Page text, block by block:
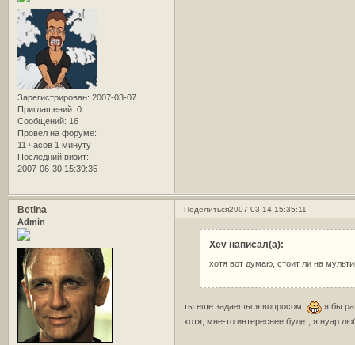
Зарегистрирован: 2007-03-07
Приглашений: 0
Сообщений: 16
Провел на форуме:
11 часов 1 минуту
Последний визит:
2007-06-30 15:39:35
Поделиться2007-03-14 15:35:11
Betina
Admin
Xev написал(а):
хотя вот думаю, стоит ли на
ты еще задаешься вопросом
я бы
хотя, мне-то интереснее будет, я нуар